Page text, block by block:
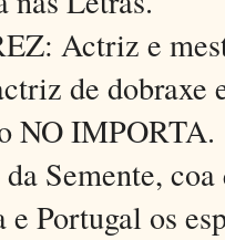
Actriz e
de dobraxe
NO IMPORTA.
Semente,
e Portugal os